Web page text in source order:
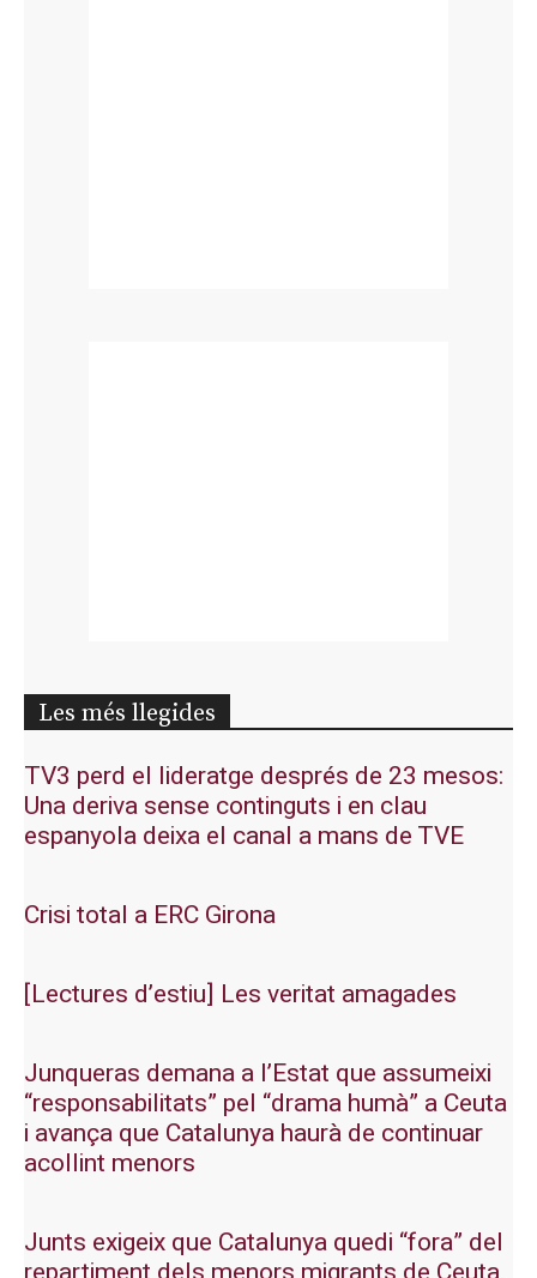
Les més llegides
TV3 perd el lideratge després de 23 mesos:
Una deriva sense continguts i en clau
espanyola deixa el canal a mans de TVE
Crisi total a ERC Girona
[Lectures d’estiu] Les veritat amagades
Junqueras demana a l’Estat que assumeixi
“responsabilitats” pel “drama humà” a Ceuta
i avança que Catalunya haurà de continuar
acollint menors
Junts exigeix que Catalunya quedi “fora” del